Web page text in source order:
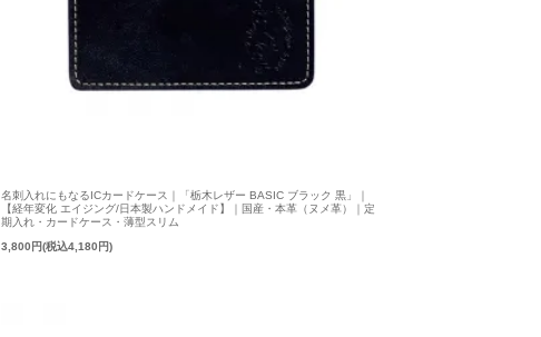
名刺入れにもなるICカードケース｜「栃木レザー BASIC ブラック 黒」｜
【経年変化 エイジング/日本製ハンドメイド】｜国産・本革（ヌメ革）｜定
期入れ・カードケース・薄型スリム
3,800円(税込4,180円)